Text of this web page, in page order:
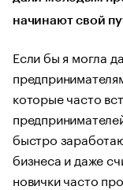
начинают свой
Если бы я могла
которые часто
быстро
бизнеса и даже
новички часто